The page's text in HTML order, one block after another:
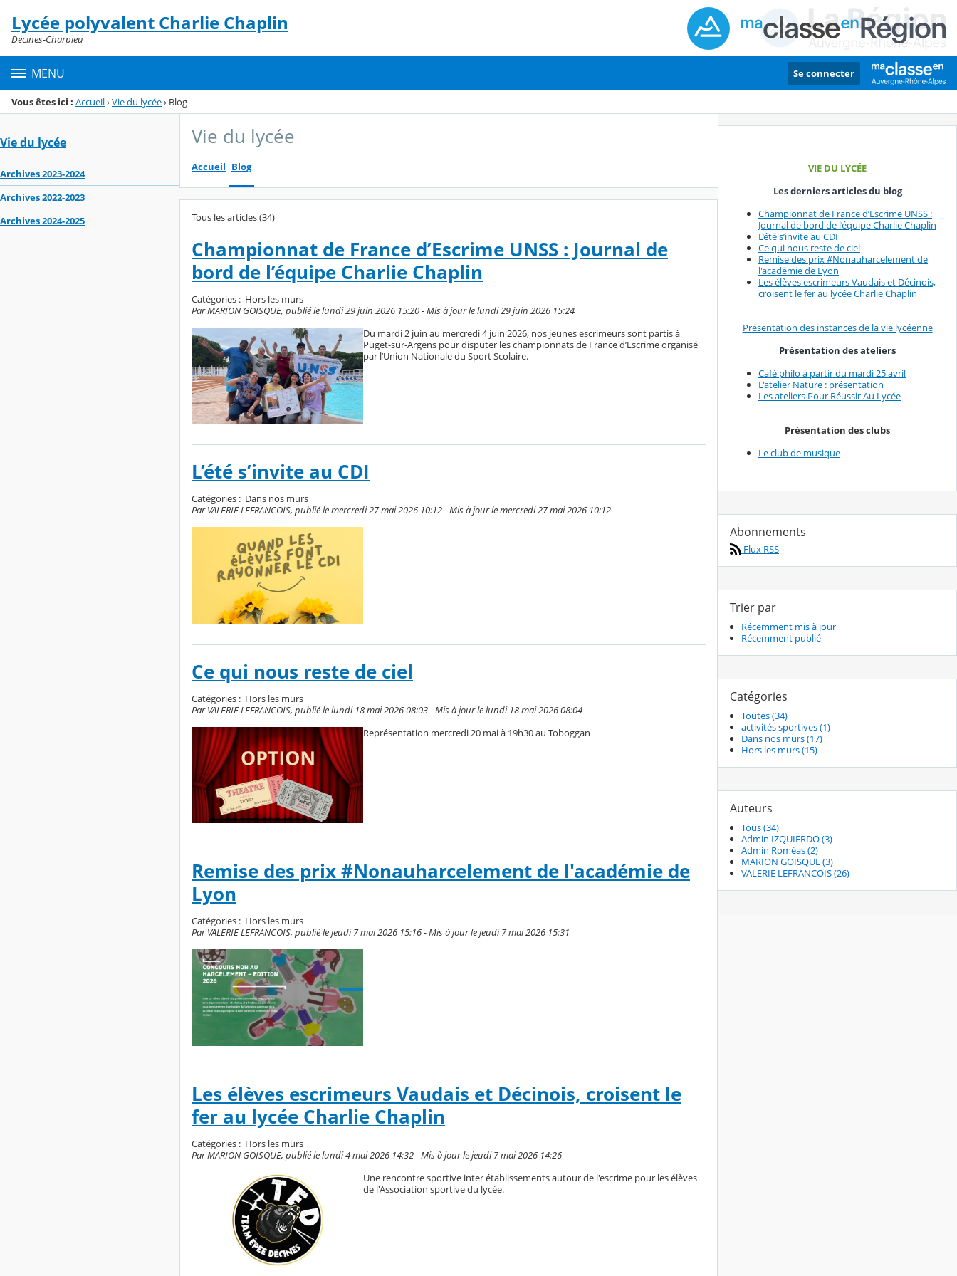
Menu de la rubrique
Contenu
Lycée polyvalent Charlie Chaplin
Décines-Charpieu
MENU Se connecter
Vous êtes ici : Accueil›Vie du lycée› Blog
Vie du lycée
Archives 2023-2024
Archives 2022-2023
Archives 2024-2025
Vie du lycée
Accueil Blog
Tous les articles (34)
Championnat de France d’Escrime UNSS : Journal de
bord de l’équipe Charlie Chaplin
Catégories : Hors les murs
Par MARION GOISQUE, publié le lundi 29 juin 2026 15:20 - Mis à jour le lundi 29 juin 2026 15:24
Du mardi 2 juin au mercredi 4 juin 2026, nos jeunes escrimeurs sont partis à
Puget-sur-Argens pour disputer les championnats de France d’Escrime organisé
par l’Union Nationale du Sport Scolaire.
L’été s’invite au CDI
Catégories : Dans nos murs
Par VALERIE LEFRANCOIS, publié le mercredi 27 mai 2026 10:12 - Mis à jour le mercredi 27 mai 2026 10:12
Ce qui nous reste de ciel
Catégories : Hors les murs
Par VALERIE LEFRANCOIS, publié le lundi 18 mai 2026 08:03 - Mis à jour le lundi 18 mai 2026 08:04
Représentation mercredi 20 mai à 19h30 au Toboggan
Remise des prix #Nonauharcelement de l'académie de
Lyon
Catégories : Hors les murs
Par VALERIE LEFRANCOIS, publié le jeudi 7 mai 2026 15:16 - Mis à jour le jeudi 7 mai 2026 15:31
Les élèves escrimeurs Vaudais et Décinois, croisent le
fer au lycée Charlie Chaplin
Catégories : Hors les murs
Par MARION GOISQUE, publié le lundi 4 mai 2026 14:32 - Mis à jour le jeudi 7 mai 2026 14:26
Une rencontre sportive inter établissements autour de l'escrime pour les élèves
de l'Association sportive du lycée.
VIE DU LYCÉE
Les derniers articles du blog
Championnat de France d’Escrime UNSS :
Journal de bord de l’équipe Charlie Chaplin
L’été s’invite au CDI
Ce qui nous reste de ciel
Remise des prix #Nonauharcelement de
l'académie de Lyon
Les élèves escrimeurs Vaudais et Décinois,
croisent le fer au lycée Charlie Chaplin
Présentation des instances de la vie lycéenne
Présentation des ateliers
Café philo à partir du mardi 25 avril
L'atelier Nature : présentation
Les ateliers Pour Réussir Au Lycée
Présentation des clubs
Le club de musique
Abonnements
Flux RSS
Trier par
Récemment mis à jour
Récemment publié
Catégories
Toutes (34)
activités sportives (1)
Dans nos murs (17)
Hors les murs (15)
Auteurs
Tous (34)
Admin IZQUIERDO (3)
Admin Roméas (2)
MARION GOISQUE (3)
VALERIE LEFRANCOIS (26)